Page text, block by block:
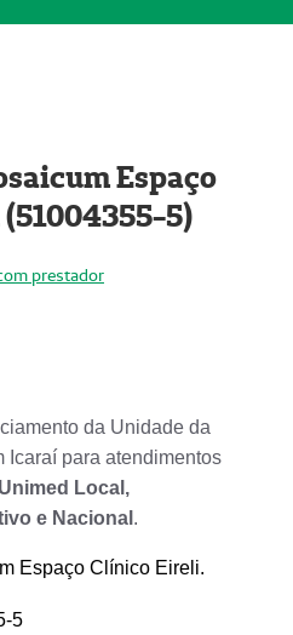
Espaço
5)
prestador
da Unidade da
Icaraí para atendimentos
Unimed Local,
e Nacional .
Espaço Clínico Eireli.
5